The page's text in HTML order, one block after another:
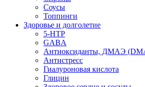
Соусы
Топпинги
Здоровье и долголетие
5-HTP
GABA
Антиоксиданты, ДМАЭ
Антистресс
Гиалуроновая кислота
Глицин